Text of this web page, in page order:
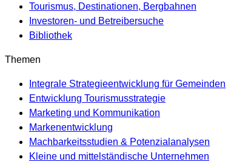
Tourismus, Destinationen, Bergbahnen
Investoren- und Betreibersuche
Bibliothek
Themen
Integrale Strategieentwicklung für Gemeinden
Entwicklung Tourismusstrategie
Marketing und Kommunikation
Markenentwicklung
Machbarkeitsstudien & Potenzialanalysen
Kleine und mittelständische Unternehmen